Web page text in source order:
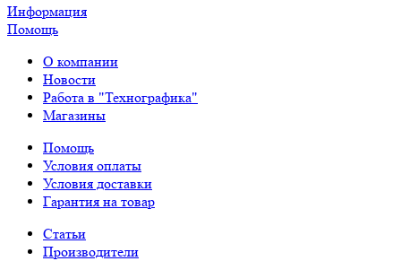
Информация
Помощь
О компании
Новости
Работа в "Технографика"
Магазины
Помощь
Условия оплаты
Условия доставки
Гарантия на товар
Статьи
Производители